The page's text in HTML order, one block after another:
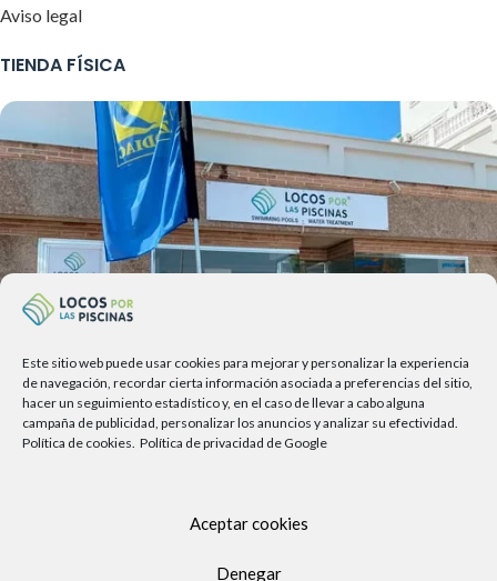
Este sitio web puede usar cookies para mejorar y personalizar la experiencia
de navegación, recordar cierta información asociada a preferencias del sitio,
hacer un seguimiento estadístico y, en el caso de llevar a cabo alguna
campaña de publicidad, personalizar los anuncios y analizar su efectividad.
Política de cookies. Política de privacidad de Google
Aceptar cookies
Denegar
Aviso legal
TIENDA FÍSICA
9.00h a 13.30h - 16.00h a 19.00h